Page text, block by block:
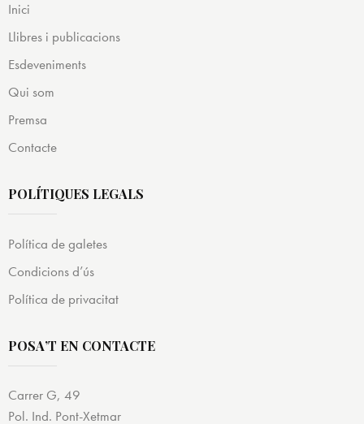
Inici
Llibres i publicacions
Esdeveniments
Qui som
Premsa
Contacte
POLÍTIQUES LEGALS
Política de galetes
Condicions d’ús
Política de privacitat
POSA’T EN CONTACTE
Carrer G, 49
Pol. Ind. Pont-Xetmar